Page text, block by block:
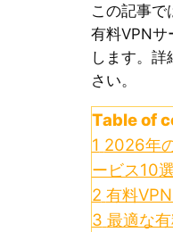
この記事で
有料VPNサ
します。詳
さい。
Table of
1 2026年
ービス10選
2 有料
3 最適な